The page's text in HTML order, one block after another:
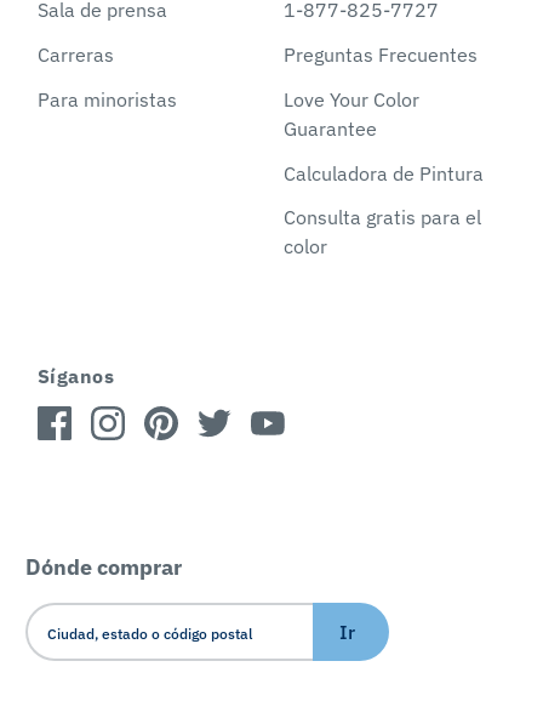
Sala de prensa
Carreras
Para minoristas
1-877-825-7727
Preguntas Frecuentes
Love Your Color
Guarantee
Calculadora de Pintura
Consulta gratis para el
color
Síganos
Dónde comprar
Ir